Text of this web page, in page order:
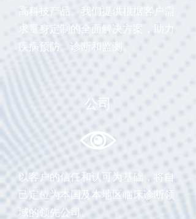
高科技产品。我们提供根据客户需
求量身定制的全面解决方案，助力
疾病预防、诊断和监测。
公司
以客户的信任和认可为基础，将自
己定位为本国及本地区临床诊断领
域的领先公司。